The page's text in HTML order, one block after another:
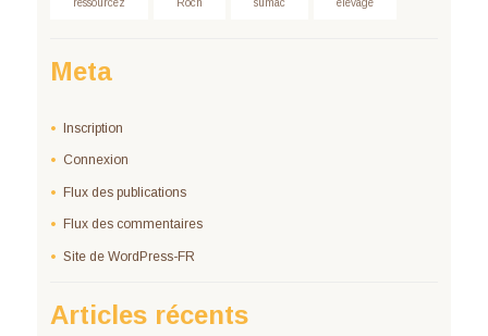
ressourcez Roch sumac élevage
Meta
Inscription
Connexion
Flux des publications
Flux des commentaires
Site de WordPress-FR
Articles récents